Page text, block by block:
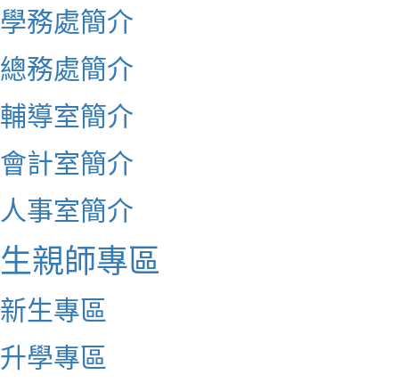
學務處簡介
總務處簡介
輔導室簡介
會計室簡介
人事室簡介
生親師專區
新生專區
升學專區